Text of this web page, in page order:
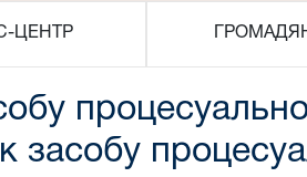
ЦЕНТР
засобу